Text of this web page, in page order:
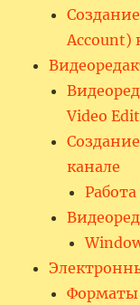
Account)
Video
канале